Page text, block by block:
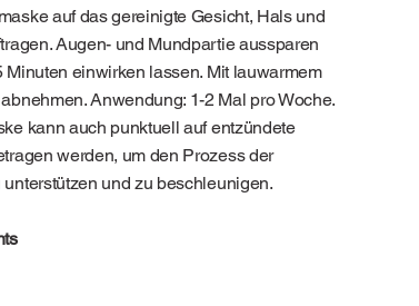
auf das gereinigte Gesicht, Hals und
Augen- und Mundpartie aussparen
Minuten einwirken lassen. Mit lauwarmem
Anwendung: 1-2 Mal pro Woche.
kann auch punktuell auf entzündete
werden, um den Prozess der
und zu beschleunigen.